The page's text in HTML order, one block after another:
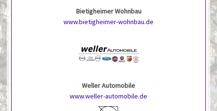
Bietigheimer Wohnbau
www.bietigheimer-wohnbau.de
Weller Automobile
www.weller-automobile.de